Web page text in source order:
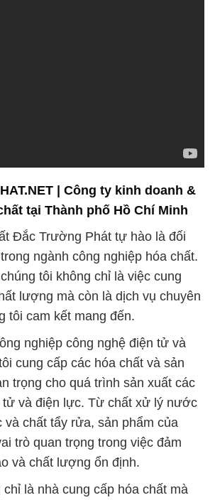
| Công ty kinh doanh &
tại Thành phố Hồ Chí Minh
Đắc Trường Phát tự hào là đối
ngành công nghiệp hóa chất.
tôi không chỉ là việc cung
lượng mà còn là dịch vụ chuyên
tôi cam kết mang đến.
nghiệp công nghệ điện tử và
cung cấp các hóa chất và sản
trọng cho quá trình sản xuất các
tử và điện lực. Từ chất xử lý nước
và chất tẩy rửa, sản phẩm của
trò quan trọng trong việc đảm
và chất lượng ổn định.
là nhà cung cấp hóa chất mà